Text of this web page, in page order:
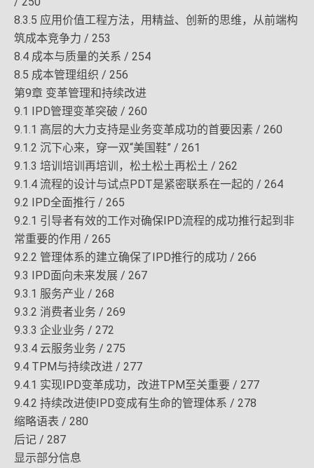
8.3.5 应用价值工程方法，用精益、创新的思维，从前端构
筑成本竞争力 / 253
8.4 成本与质量的关系 / 254
8.5 成本管理组织 / 256
第9章 变革管理和持续改进
9.1 IPD管理变革突破 / 260
9.1.1 高层的大力支持是业务变革成功的首要因素 / 260
9.1.2 沉下心来，穿一双“美国鞋” / 261
9.1.3 培训培训再培训，松土松土再松土 / 262
9.1.4 流程的设计与试点PDT是紧密联系在一起的 / 264
9.2 IPD全面推行 / 265
9.2.1 引导者有效的工作对确保IPD流程的成功推行起到非
常重要的作用 / 265
9.2.2 管理体系的建立确保了IPD推行的成功 / 266
9.3 IPD面向未来发展 / 267
9.3.1 服务产业 / 268
9.3.2 消费者业务 / 269
9.3.3 企业业务 / 272
9.3.4 云服务业务 / 275
9.4 TPM与持续改进 / 277
9.4.1 实现IPD变革成功，改进TPM至关重要 / 277
9.4.2 持续改进使IPD变成有生命的管理体系 / 278
缩略语表 / 280
后记 / 287
显示部分信息